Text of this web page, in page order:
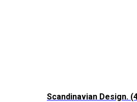
Scandinavian Design.